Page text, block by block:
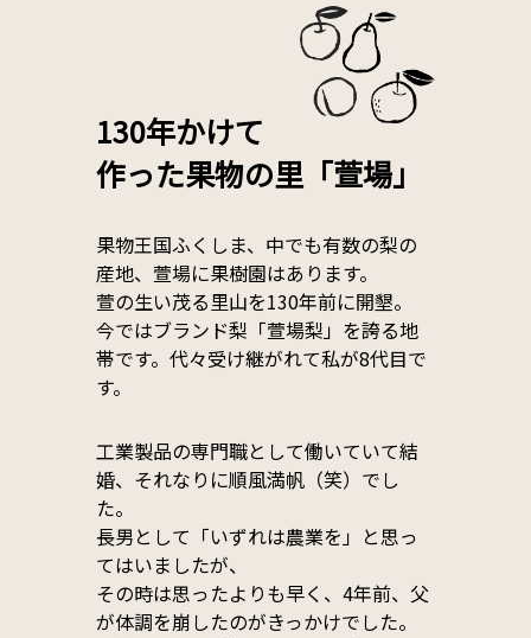
130年かけて
作った果物の里「萱場」
果物王国ふくしま、中でも有数の梨の
産地、萱場に果樹園はあります。
萱の生い茂る里山を130年前に開墾。
今ではブランド梨「萱場梨」を誇る地
帯です。代々受け継がれて私が8代目で
す。
工業製品の専門職として働いていて結
婚、それなりに順風満帆（笑）でし
た。
長男として「いずれは農業を」と思っ
てはいましたが、
その時は思ったよりも早く、4年前、父
が体調を崩したのがきっかけでした。